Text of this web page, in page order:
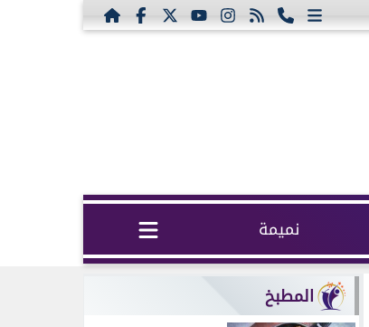
نميمة
المطبخ